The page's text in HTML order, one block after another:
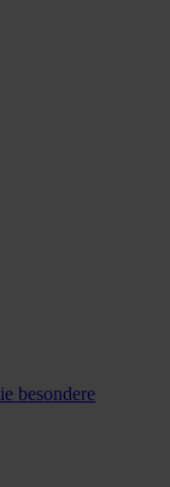
besondere